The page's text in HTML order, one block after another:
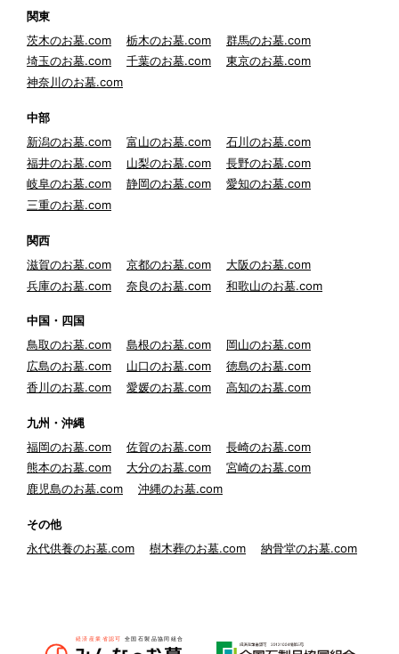
関東
茨木のお墓.com
栃木のお墓.com
群馬のお墓.com
埼玉のお墓.com
千葉のお墓.com
東京のお墓.com
神奈川のお墓.com
中部
新潟のお墓.com
富山のお墓.com
石川のお墓.com
福井のお墓.com
山梨のお墓.com
長野のお墓.com
岐阜のお墓.com
静岡のお墓.com
愛知のお墓.com
三重のお墓.com
関西
滋賀のお墓.com
京都のお墓.com
大阪のお墓.com
兵庫のお墓.com
奈良のお墓.com 和歌山のお墓.com
中国・四国
鳥取のお墓.com
島根のお墓.com
岡山のお墓.com
広島のお墓.com
山口のお墓.com
徳島のお墓.com
香川のお墓.com
愛媛のお墓.com 高知のお墓.com
九州・沖縄
福岡のお墓.com
佐賀のお墓.com
長崎のお墓.com
熊本のお墓.com
大分のお墓.com
宮崎のお墓.com
鹿児島のお墓.com
沖縄のお墓.com
その他
永代供養のお墓.com
樹木葬のお墓.com 納骨堂のお墓.com